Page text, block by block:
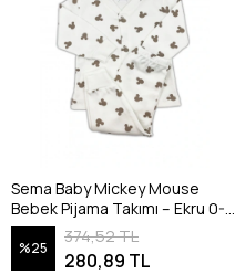
Sema Baby Mickey Mouse
Bebek Pijama Takımı – Ekru 0-3
Ay
%25
374,52 TL
280,89 TL